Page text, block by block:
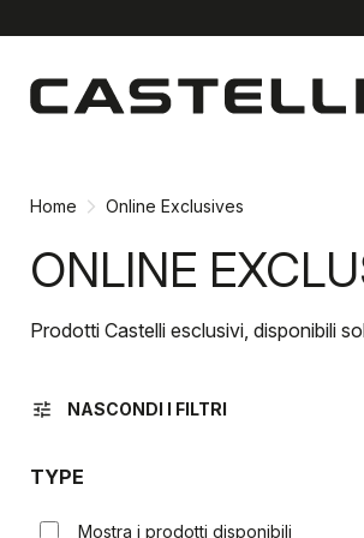
contenuto
navigazione
Home Online Exclusives
ONLINE
Prodotti Castelli esclusivi, disponibili
tune NASCONDI I FILTRI
TYPE
Mostra i prodotti disponibili